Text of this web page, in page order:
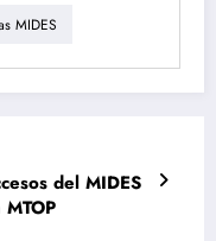
MIDES
del MIDES